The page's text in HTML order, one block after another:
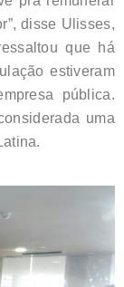
disse Ulisses,
que há
estiveram
pública.
uma